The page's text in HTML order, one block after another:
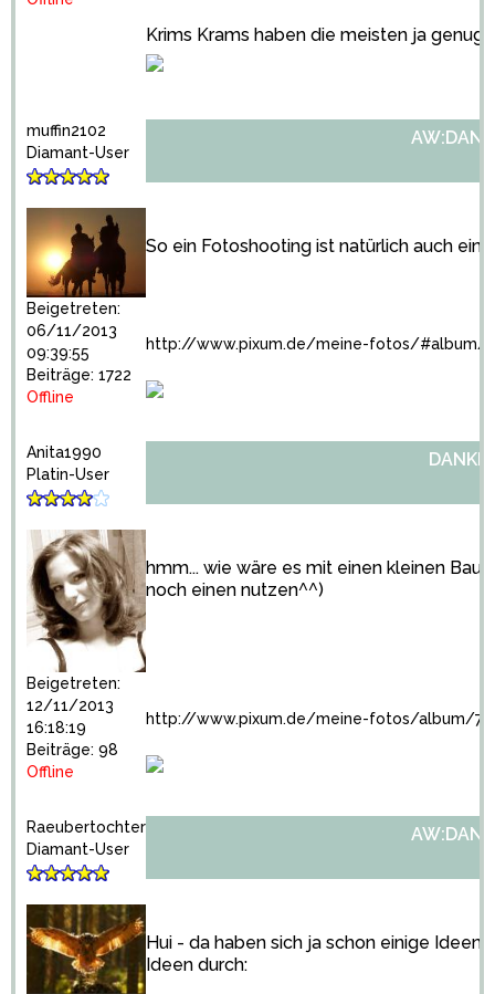
Krims Krams haben die meisten ja genug
muffin2102
Diamant-User
Beigetreten:
06/11/2013
09:39:55
Beiträge: 1722
Offline
So ein Fotoshooting ist natürlich auch
http://www.pixum.de/meine-fotos/#album/
Anita1990
Platin-User
Beigetreten:
12/11/2013
16:18:19
Beiträge: 98
Offline
hmm... wie wäre es mit einen kleinen
noch einen nutzen^^)
http://www.pixum.de/meine-fotos/album/
Raeubertochter
Diamant-User
Hui - da haben sich ja schon einige
Ideen durch: